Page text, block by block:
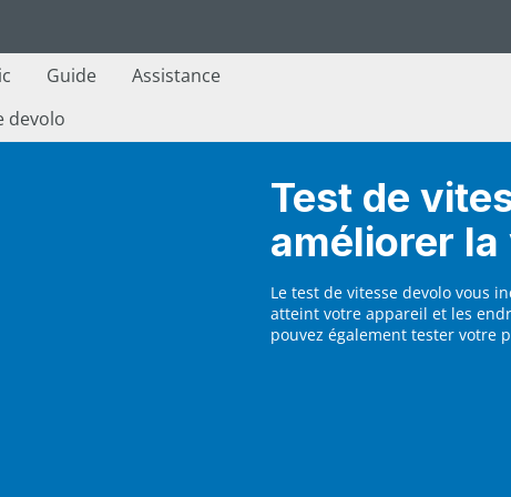
Guide
Assistance
devolo
Test de
améliorer la
Le test de vitesse devolo vous
atteint votre appareil et les
pouvez également tester votre